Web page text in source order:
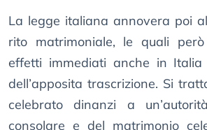
La legge italiana annovera poi
rito matrimoniale, le quali
effetti immediati anche in Italia
dell’apposita trascrizione. Si
celebrato dinanzi a
consolare e del matrimonio